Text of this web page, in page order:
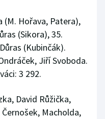
(M. Hořava, Patera),
(Sikora), 35.
(Kubinčák).
Jiří Svoboda.
3 292.
David Růžička,
Macholda,